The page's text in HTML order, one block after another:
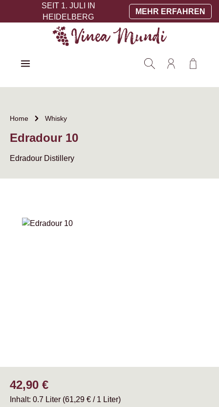
Zum Hauptinhalt springen
SEIT 1. JULI IN
HEIDELBERG
MEHR ERFAHREN
Home Whisky
Edradour 10
Edradour Distillery
Bildergalerie überspringen
Regulärer Preis:
42,90 €
Inhalt: 0.7 Liter (61,29 € / 1 Liter)